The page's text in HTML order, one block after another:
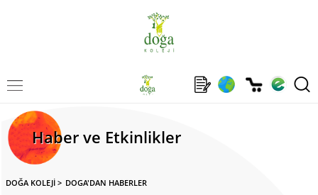
Haber ve Etkinlikler
DOĞA KOLEJİ > DOGA'DAN HABERLER